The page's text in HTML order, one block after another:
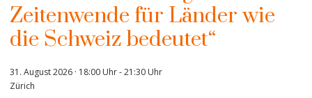
Zeitenwende für Länder wie
die Schweiz bedeutet“
31. August 2026 · 18:00 Uhr-21:30 Uhr
Zürich